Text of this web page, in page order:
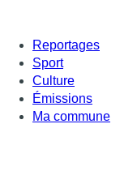
Reportages
Sport
Culture
Émissions
Ma commune